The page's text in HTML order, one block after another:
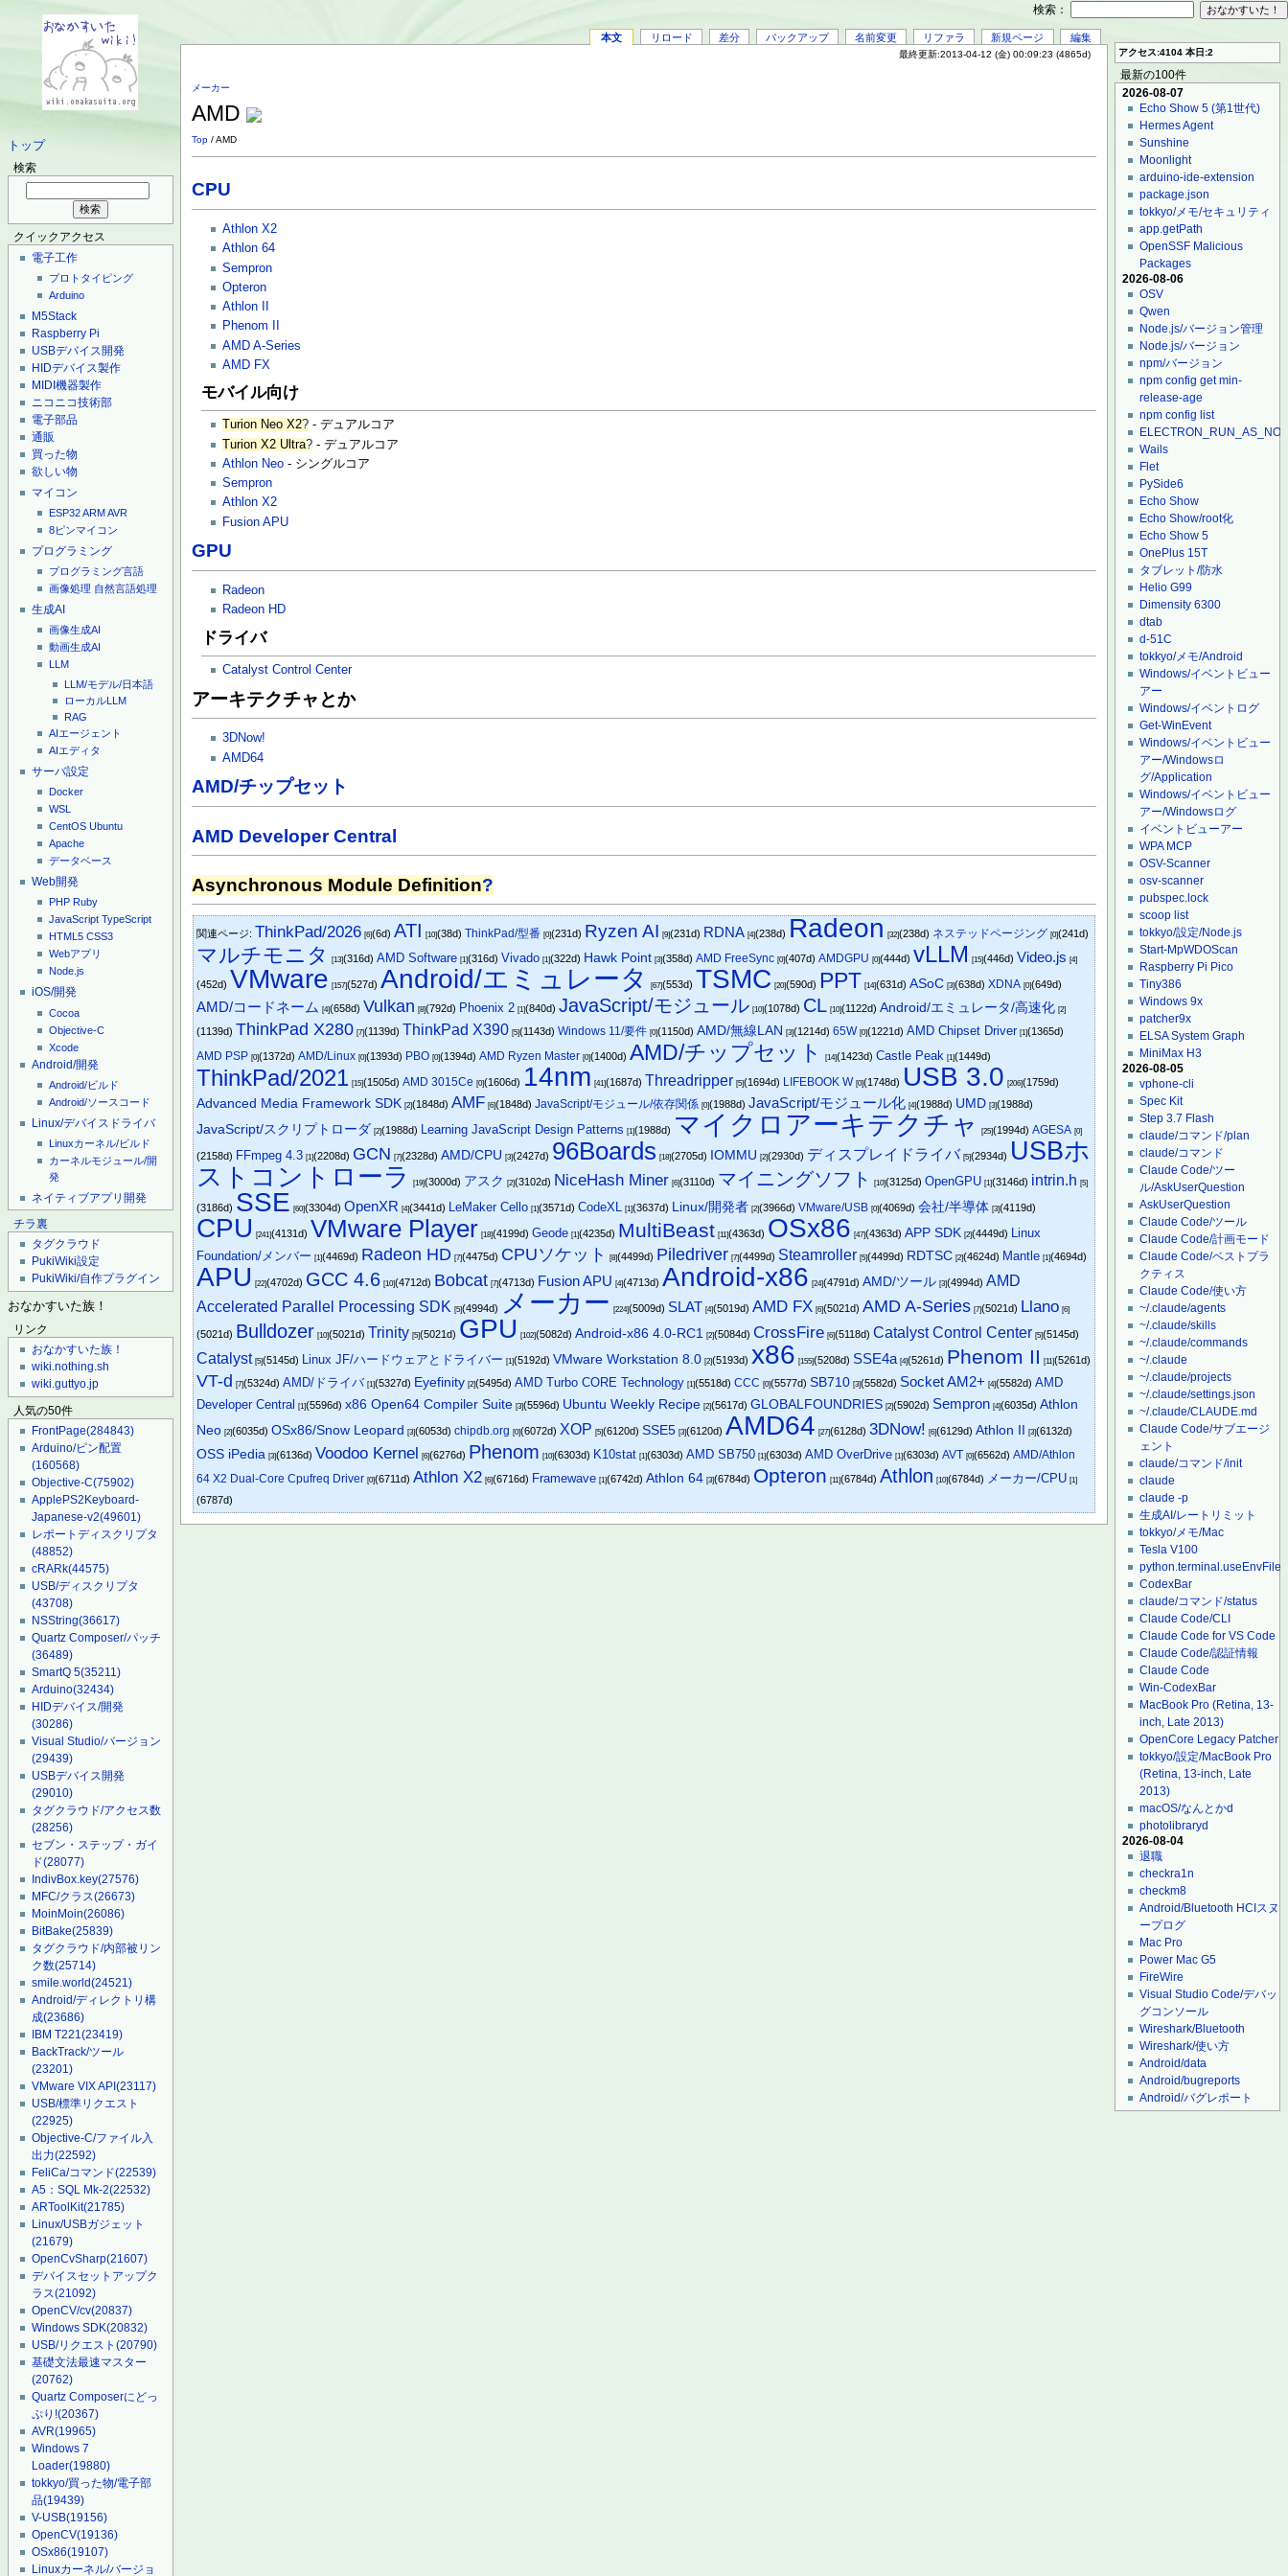
トップ
検索
クイックアクセス
電子工作
プロトタイピング
Arduino
M5Stack
Raspberry Pi
USBデバイス開発
HIDデバイス製作
MIDI機器製作
ニコニコ技術部
電子部品
通販
買った物
欲しい物
マイコン
ESP32ARMAVR
8ピンマイコン
プログラミング
プログラミング言語
画像処理 自然言語処理
生成AI
画像生成AI
動画生成AI
LLM
LLM/モデル/日本語
ローカルLLM
RAG
AIエージェント
AIエディタ
サーバ設定
Docker
WSL
CentOS Ubuntu
Apache
データベース
Web開発
PHP Ruby
JavaScript TypeScript
HTML5 CSS3
Webアプリ
Node.js
iOS/開発
Cocoa
Objective-C
Xcode
Android/開発
Android/ビルド
Android/ソースコード
Linux/デバイスドライバ
Linuxカーネル/ビルド
カーネルモジュール/開
発
ネイティブアプリ開発
チラ裏
タグクラウド
PukiWiki設定
PukiWiki/自作プラグイン
おなかすいた族！
リンク
おなかすいた族！
wiki.nothing.sh
wiki.guttyo.jp
人気の50件
FrontPage(284843)
Arduino/ピン配置
(160568)
Objective-C(75902)
ApplePS2Keyboard-
Japanese-v2(49601)
レポートディスクリプタ
(48852)
cRARk(44575)
USB/ディスクリプタ
(43708)
NSString(36617)
Quartz Composer/パッチ
(36489)
SmartQ 5(35211)
Arduino(32434)
HIDデバイス/開発
(30286)
Visual Studio/バージョン
(29439)
USBデバイス開発
(29010)
タグクラウド/アクセス数
(28256)
セブン・ステップ・ガイ
ド(28077)
IndivBox.key(27576)
MFC/クラス(26673)
MoinMoin(26086)
BitBake(25839)
タグクラウド/内部被リン
ク数(25714)
smile.world(24521)
Android/ディレクトリ構
成(23686)
IBM T221(23419)
BackTrack/ツール
(23201)
VMware VIX API(23117)
USB/標準リクエスト
(22925)
Objective-C/ファイル入
出力(22592)
FeliCa/コマンド(22539)
A5：SQL Mk-2(22532)
ARToolKit(21785)
Linux/USBガジェット
(21679)
OpenCvSharp(21607)
デバイスセットアップク
ラス(21092)
OpenCV/cv(20837)
Windows SDK(20832)
USB/リクエスト(20790)
基礎文法最速マスター
(20762)
Quartz Composerにどっ
ぷり!(20367)
AVR(19965)
Windows 7
Loader(19880)
tokkyo/買った物/電子部
品(19439)
V-USB(19156)
OpenCV(19136)
OSx86(19107)
Linuxカーネル/バージョ
本文 リロード 差分 バックアップ 名前変更 リファラ 新規ページ 編集
最終更新:2013-04-12 (金) 00:09:23 (4865d)
メーカー
AMD
Top / AMD
CPU
Athlon X2
Athlon 64
Sempron
Opteron
Athlon II
Phenom II
AMD A-Series
AMD FX
モバイル向け
Turion Neo X2? - デュアルコア
Turion X2 Ultra? - デュアルコア
Athlon Neo - シングルコア
Sempron
Athlon X2
Fusion APU
GPU
Radeon
Radeon HD
ドライバ
Catalyst Control Center
アーキテクチャとか
3DNow!
AMD64
AMD/チップセット
AMD Developer Central
Asynchronous Module Definition?
関連ページ: ThinkPad/2026 [6](6d)ATI [10](38d) ThinkPad/型番 [0](231d) Ryzen AI [9](231d) RDNA [4](238d) Radeon [32](238d) ネステッドページング [0](241d)
マルチモニタ [13](316d)AMD Software [1](316d) Vivado [1](322d) Hawk Point [3](358d)AMD FreeSync [0](407d)AMDGPU [0](444d) vLLM [15](446d) Video.js [4]
(452d) VMware [157](527d)Android/エミュレータ [67](553d) TSMC [20](590d) PPT [14](631d)ASoC [3](638d) XDNA [0](649d)
AMD/コードネーム [4](658d) Vulkan [8](792d) Phoenix 2 [1](840d)JavaScript/モジュール [10](1078d) CL [10](1122d)Android/エミュレータ/高速化 [2]
(1139d) ThinkPad X280 [7](1139d) ThinkPad X390 [5](1143d)Windows 11/要件 [0](1150d)AMD/無線LAN [3](1214d)65W [0](1221d)AMD Chipset Driver [1](1365d)
AMD PSP [0](1372d)AMD/Linux [0](1393d) PBO [0](1394d)AMD Ryzen Master [0](1400d)AMD/チップセット [14](1423d)Castle Peak [1](1449d)
ThinkPad/2021 [15](1505d)AMD 3015Ce [0](1606d) 14nm [41](1687d) Threadripper [5](1694d) LIFEBOOK W [0](1748d) USB 3.0 [206](1759d)
Advanced Media Framework SDK [2](1848d)AMF [6](1848d)JavaScript/モジュール/依存関係 [0](1988d)JavaScript/モジュール化 [4](1988d) UMD [3](1988d)
JavaScript/スクリプトローダ [2](1988d) Learning JavaScript Design Patterns [1](1988d) マイクロアーキテクチャ [25](1994d)AGESA [0]
(2158d) FFmpeg 4.3 [1](2208d) GCN [7](2328d)AMD/CPU [3](2427d) 96Boards [18](2705d) IOMMU [2](2930d) ディスプレイドライバ [5](2934d) USBホ
ストコントローラ
[19](3000d) アスク [2](3102d) NiceHash Miner [6](3110d) マイニングソフト [10](3125d)OpenGPU [1](3146d) intrin.h [5]
(3186d) SSE [60](3304d)OpenXR [4](3441d) LeMaker Cello [1](3571d)CodeXL [1](3637d) Linux/開発者 [2](3966d)VMware/USB [0](4069d)会社/半導体 [3](4119d)
CPU [241](4131d) VMware Player [18](4199d)Geode [1](4235d) MultiBeast [11](4363d) OSx86 [47](4363d)APP SDK [2](4449d) Linux
Foundation/メンバー [1](4469d) Radeon HD [7](4475d) CPUソケット [8](4499d) Piledriver [7](4499d) Steamroller [5](4499d) RDTSC [2](4624d) Mantle [1](4694d)
APU [22](4702d) GCC 4.6 [10](4712d) Bobcat [7](4713d) Fusion APU [4](4713d)Android-x86 [24](4791d)AMD/ツール [3](4994d)AMD
Accelerated Parallel Processing SDK [5](4994d) メーカー [224](5009d) SLAT [4](5019d)AMD FX [6](5021d)AMD A-Series [7](5021d) Llano [6]
(5021d) Bulldozer [10](5021d) Trinity [5](5021d) GPU [102](5082d)Android-x86 4.0-RC1 [2](5084d)CrossFire [6](5118d)Catalyst Control Center [5](5145d)
Catalyst [5](5145d) Linux JF/ハードウェアとドライバー [1](5192d) VMware Workstation 8.0 [2](5193d) x86 [155](5208d) SSE4a [4](5261d) Phenom II [11](5261d)
VT-d [7](5324d)AMD/ドライバ [1](5327d) Eyefinity [2](5495d)AMD Turbo CORE Technology [1](5518d)CCC [0](5577d)SB710 [3](5582d) Socket AM2+ [4](5582d)AMD
Developer Central
[1](5596d)x86 Open64 Compiler Suite [3](5596d) Ubuntu Weekly Recipe [2](5617d)GLOBALFOUNDRIES [2](5902d) Sempron [4](6035d)Athlon
Neo [2](6035d)OSx86/Snow Leopard [3](6053d)chipdb.org [0](6072d) XOP [5](6120d)SSE5 [3](6120d)AMD64 [27](6128d)3DNow! [6](6129d)Athlon II [3](6132d)
OSS iPedia [3](6136d) Voodoo Kernel [6](6276d) Phenom [10](6303d) K10stat [1](6303d)AMD SB750 [1](6303d)AMD OverDrive [1](6303d)AVT [0](6562d)AMD/Athlon
64 X2 Dual-Core Cpufreq Driver [0](6711d)Athlon X2 [6](6716d) Framewave [1](6742d)Athlon 64 [3](6784d) Opteron [11](6784d)Athlon [10](6784d) メーカー/CPU [1]
(6787d)
アクセス:4104 本日:2
最新の100件
2026-08-07
Echo Show 5 (第1世代)
Hermes Agent
Sunshine
Moonlight
arduino-ide-extension
package.json
tokkyo/メモ/セキュリティ
app.getPath
OpenSSF Malicious
Packages
2026-08-06
OSV
Qwen
Node.js/バージョン管理
Node.js/バージョン
npm/バージョン
npm config get min-
release-age
npm config list
Wails
Flet
PySide6
Echo Show
Echo Show/root化
Echo Show 5
OnePlus 15T
タブレット/防水
Helio G99
Dimensity 6300
dtab
d-51C
tokkyo/メモ/Android
Windows/イベントビュー
アー
Windows/イベントログ
Get-WinEvent
Windows/イベントビュー
アー/Windowsロ
グ/Application
Windows/イベントビュー
アー/Windowsログ
イベントビューアー
WPA MCP
OSV-Scanner
osv-scanner
pubspec.lock
scoop list
tokkyo/設定/Node.js
Start-MpWDOScan
Raspberry Pi Pico
Tiny386
Windows 9x
patcher9x
ELSA System Graph
MiniMax H3
2026-08-05
vphone-cli
Spec Kit
Step 3.7 Flash
claude/コマンド/plan
claude/コマンド
Claude Code/ツー
ル/AskUserQuestion
AskUserQuestion
Claude Code/ツール
Claude Code/計画モード
Claude Code/ベストプラ
クティス
Claude Code/使い方
~/.claude/agents
~/.claude/skills
~/.claude/commands
~/.claude
~/.claude/projects
~/.claude/settings.json
~/.claude/CLAUDE.md
Claude Code/サブエージ
ェント
claude/コマンド/init
claude
claude -p
生成AI/レートリミット
tokkyo/メモ/Mac
Tesla V100
python.terminal.useEnvFile
CodexBar
claude/コマンド/status
Claude Code/CLI
Claude Code for VS Code
Claude Code/認証情報
Claude Code
Win-CodexBar
MacBook Pro (Retina, 13-
inch, Late 2013)
OpenCore Legacy Patcher
tokkyo/設定/MacBook Pro
(Retina, 13-inch, Late
2013)
macOS/なんとかd
photolibraryd
2026-08-04
退職
checkra1n
checkm8
Android/Bluetooth HCIスヌ
ープログ
Mac Pro
Power Mac G5
FireWire
Visual Studio Code/デバッ
グコンソール
Wireshark/Bluetooth
Wireshark/使い方
Android/data
Android/bugreports
Android/バグレポート
検索：